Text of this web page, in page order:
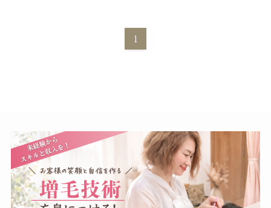
1